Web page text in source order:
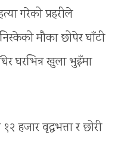
गरेको प्रहरीले
मौका छोपेर घाँटी
घरभित्र खुला भुइँमा
हजार वृद्धभत्ता र छोरी